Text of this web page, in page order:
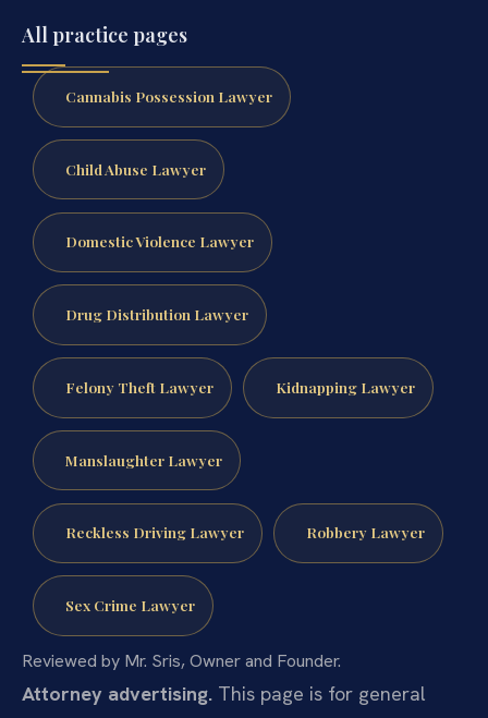
All practice pages
Cannabis Possession Lawyer
Child Abuse Lawyer
Domestic Violence Lawyer
Drug Distribution Lawyer
Felony Theft Lawyer Kidnapping Lawyer
Manslaughter Lawyer
Reckless Driving Lawyer Robbery Lawyer
Sex Crime Lawyer
Reviewed by Mr. Sris, Owner and Founder.
Attorney advertising. This page is for general